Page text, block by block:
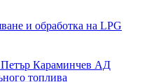
и обработка на LPG
Петър Караминчев АД
топлива